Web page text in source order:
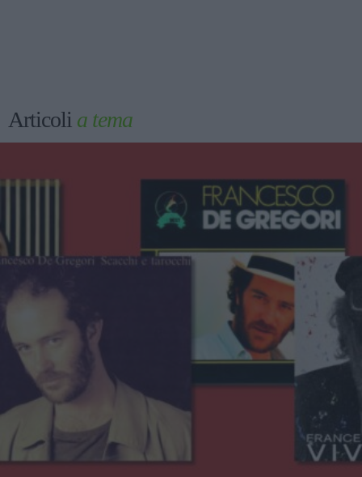
Articoli a tema